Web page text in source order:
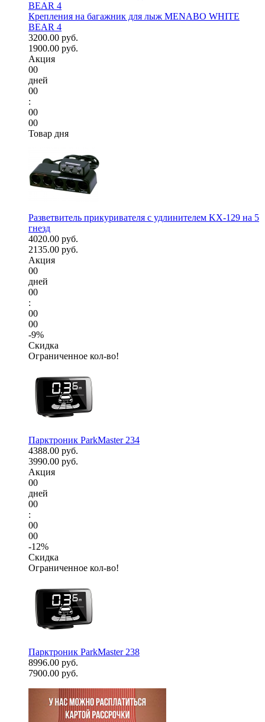
Крепления на багажник для лыж MENABO WHITE
BEAR 4
3200.00 руб.
1900.00 руб.
Акция
00
дней
00
:
00
00
Товар дня
Разветвитель прикуривателя с удлинителем KX-129 на 5
гнезд
4020.00 руб.
2135.00 руб.
Акция
00
дней
00
:
00
00
-9%
Скидка
Ограниченное кол-во!
Парктроник ParkMaster 234
4388.00 руб.
3990.00 руб.
Акция
00
дней
00
:
00
00
-12%
Скидка
Ограниченное кол-во!
Парктроник ParkMaster 238
8996.00 руб.
7900.00 руб.